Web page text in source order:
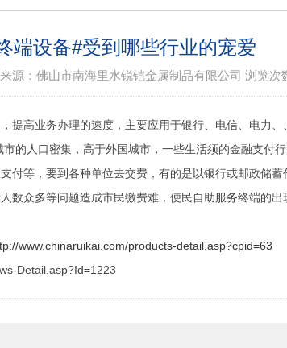
端设备#受到哪些行业的宠爱
源： 佛山市南海里水锐铠金属制品有限公司 浏览次
提高业务办理的速度，主要应用于银行、电信、电力
市的人口密集，高于外国城市，一些生活须的金融支
付等，要到各种单位去交费，有的是以银行或邮政储
数众多等问题造成市民缴费难，便民自助服务终端的
www.chinaruikai.com/products-detail.asp?cpid=63
Detail.asp?Id=1223